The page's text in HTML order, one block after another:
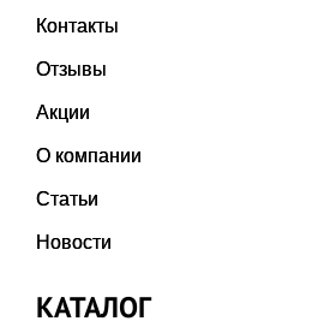
Контакты
Отзывы
Акции
О компании
Статьи
Новости
КАТАЛОГ